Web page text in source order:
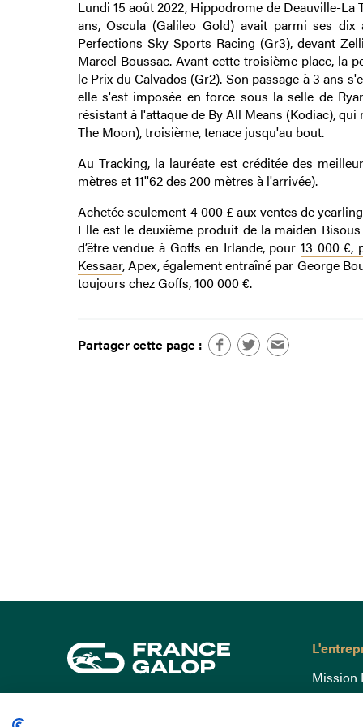
Lundi 15 août 2022, Hippodrome de Deauville-
ans, Oscula (Galileo Gold) avait parmi ses
Perfections Sky Sports Racing (Gr3), devant
Marcel Boussac. Avant cette troisième place, la
le Prix du Calvados (Gr2). Son passage à 3 ans
elle s'est imposée en force sous la selle de
résistant à l'attaque de By All Means (Kodiac),
The Moon), troisième, tenace jusqu'au bout.
Au Tracking, la lauréate est créditée des
mètres et 11''62 des 200 mètres à l'arrivée).
Achetée seulement 4 000 £ aux ventes de
Elle est le deuxième produit de la maiden
d’être vendue à Goffs en Irlande, pour13 000 €,
Kessaar, Apex, également entraîné par George
toujours chez Goffs, 100 000 €.
Partager cette page :
Mission